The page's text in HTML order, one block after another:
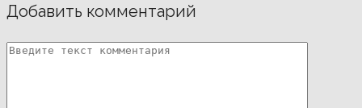
Добавить комментарий